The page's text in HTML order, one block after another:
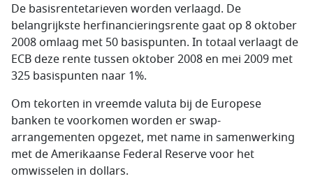
De basisrentetarieven worden verlaagd. De
belangrijkste herfinancieringsrente gaat op 8 oktober
2008 omlaag met 50 basispunten. In totaal verlaagt de
ECB deze rente tussen oktober 2008 en mei 2009 met
325 basispunten naar 1%.
Om tekorten in vreemde valuta bij de Europese
banken te voorkomen worden er swap-
arrangementen opgezet, met name in samenwerking
met de Amerikaanse Federal Reserve voor het
omwisselen in dollars.